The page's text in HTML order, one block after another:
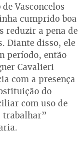
de Vasconcelos
cumprido boa
reduzir a pena de
Diante disso, ele
período, então
Cavalieri
com a presença
do
com uso de
trabalhar”